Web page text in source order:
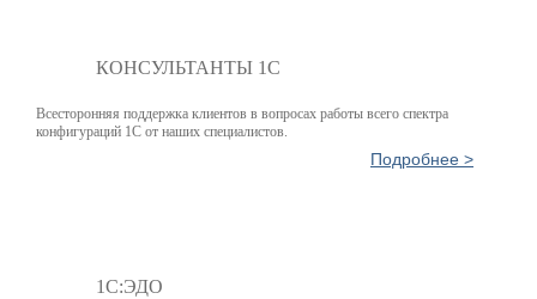
КОНСУЛЬТАНТЫ 1С
Всесторонняя поддержка клиентов в вопросах работы всего спектра
конфигураций 1С от наших специалистов.
Подробнее >
1С:ЭДО